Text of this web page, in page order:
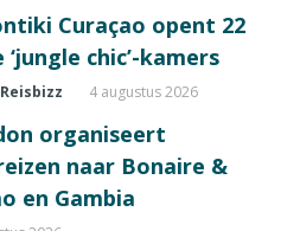
Curaçao opent 22
‘jungle chic’-kamers
4 augustus 2026
organiseert
naar Bonaire &
en Gambia